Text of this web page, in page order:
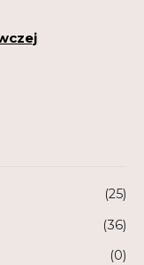
(25)
(36)
(0)